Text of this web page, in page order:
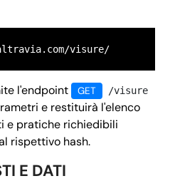
visure/
l'endpoint GET /visure
e restituirà l'elenco
e pratiche richiedibili
rispettivo hash.
E DATI